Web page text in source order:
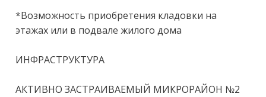
*Возможность приобретения кладовки на
этажах или в подвале жилого дома
ИНФРАСТРУКТУРА
АКТИВНО ЗАСТРАИВАЕМЫЙ МИКРОРАЙОН №2